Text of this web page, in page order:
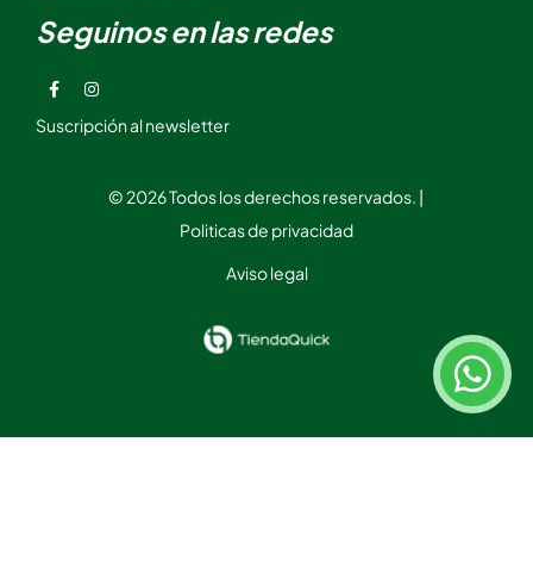
Seguinos en las redes
Suscripción al newsletter
© 2026 Todos los derechos reservados. |
Politicas de privacidad
Aviso legal